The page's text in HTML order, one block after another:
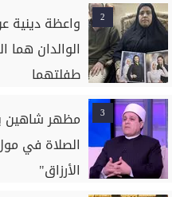
2
واعظة
الوالدان هما
طفلتهما
3
مظهر شاهين
الصلاة في
الأرزاق"